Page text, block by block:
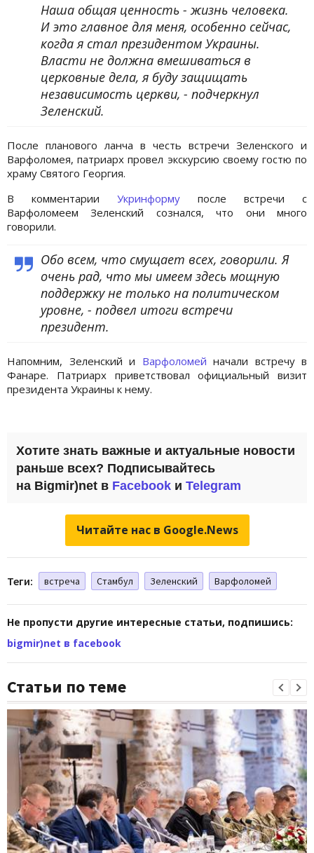
Наша общая ценность - жизнь человека.
И это главное для меня, особенно сейчас,
когда я стал президентом Украины.
Власти не должна вмешиваться в
церковные дела, я буду защищать
независимость церкви, - подчеркнул
Зеленский.
После планового ланча в честь встречи Зеленского и
Варфоломея, патриарх провел экскурсию своему гостю по
храму Святого Георгия.
В комментарии Укринформу после встречи с
Варфоломеем Зеленский сознался, что они много
говорили.
Обо всем, что смущает всех, говорили. Я
очень рад, что мы имеем здесь мощную
поддержку не только на политическом
уровне, - подвел итоги встречи
президент.
Напомним, Зеленский и Варфоломей начали встречу в
Фанаре. Патриарх приветствовал официальный визит
президента Украины к нему.
Хотите знать важные и актуальные новости
раньше всех? Подписывайтесь
на Bigmir)net в Facebook и Telegram
Читайте нас в Google.News
Теги: встреча Стамбул Зеленский Варфоломей
Не пропусти другие интересные статьи, подпишись:
bigmir)net в facebook
Статьи по теме